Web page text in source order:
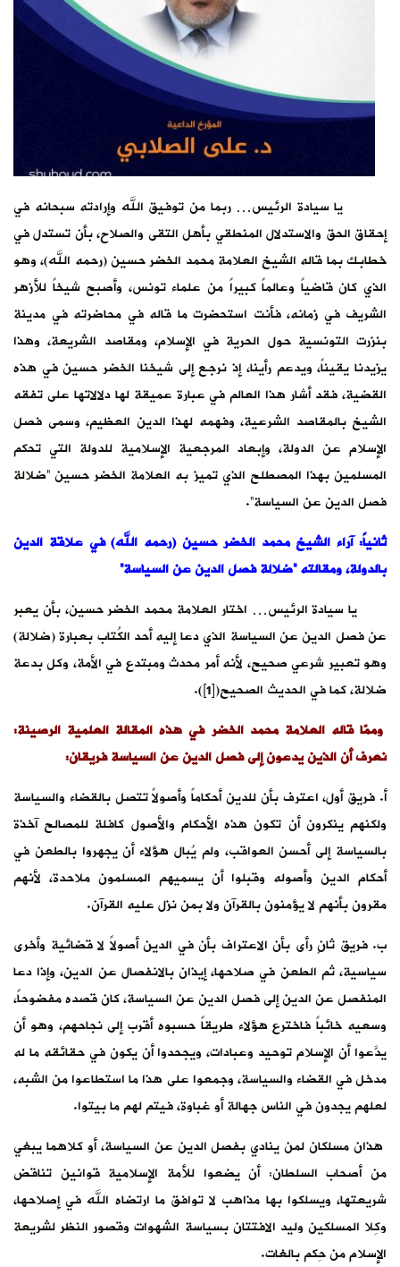
يا سيادة الرئيس… ربما من توفيق الله وإرادته سبحانه في
إحقاق الحق والاستدلال المنطقي بأهل التقى والصلاح، بأن تستدل في
خطابك بما قاله الشيخ العلامة محمد الخضر حسين (رحمه الله)، وهو
الذي كان قاضياً وعالماً كبيراً من علماء تونس، وأصبح شيخاً للأزهر
الشريف في زمانه، فأنت استحضرت ما قاله في محاضرته في مدينة
بنزرت التونسية حول الحرية في الإسلام، ومقاصد الشريعة، وهذا
يزيدنا يقيناً، ويدعم رأينا، إذ نرجع إلى شيخنا الخضر حسين في هذه
القضية، فقد أشار هذا العالم في عبارة عميقة لها دلالاتها على تفقه
الشيخ بالمقاصد الشرعية، وفهمه لهذا الدين العظيم، وسمى فصل
الإسلام عن الدولة، وإبعاد المرجعية الإسلامية للدولة التي تحكم
المسلمين بهذا المصطلح الذي تميز به العلامة الخضر حسين “ضلالة
فصل الدين عن السياسة”.
ثانياً: آراء الشيخ محمد الخضر حسين (رحمه الله) في علاقة الدين
بالدولة، ومقالته “ضلالة فصل الدين عن السياسة”
يا سيادة الرئيس… اختار العلامة محمد الخضر حسين، بأن يعبر
عن فصل الدين عن السياسة الذي دعا إليه أحد الكُتاب بعبارة (ضلالة)
وهو تعبير شرعي صحيح، لأنه أمر محدث ومبتدع في الأمة، وكل بدعة
ضلالة، كما في الحديث الصحيح([1]).
وممّا قاله العلامة محمد الخضر في هذه المقالة العلمية الرصينة:
نعرف أن الذين يدعون إلى فصل الدين عن السياسة فريقان:
أ‌. فريق أول، اعترف بأن للدين أحكاماً وأصولاً تتصل بالقضاء والسياسة
ولكنهم ينكرون أن تكون هذه الأحكام والأصول كافلة للمصالح آخذة
بالسياسة إلى أحسن العواقب، ولم يُبال هؤلاء أن يجهروا بالطعن في
أحكام الدين وأصوله وقبلوا أن يسميهم المسلمون ملاحدة، لأنهم
مقرون بأنهم لا يؤمنون بالقرآن ولا بمن نزل عليه القرآن.
ب. فريق ثانٍ رأى بأن الاعتراف بأن في الدين أصولاً لا قضائية وأخرى
سياسية، ثم الطعن في صلاحها، إيذان بالانفصال عن الدين، وإذا دعا
المنفصل عن الدين إلى فصل الدين عن السياسة، كان قصده مفضوحاً،
وسعيه خائباً فاخترع هؤلاء طريقاً حسبوه أقرب إلى نجاحهم، وهو أن
يدَّعوا أن الإسلام توحيد وعبادات، ويجحدوا أن يكون في حقائقه ما له
مدخل في القضاء والسياسة، وجمعوا على هذا ما استطاعوا من الشبه،
لعلهم يجدون في الناس جهالة أو غباوة، فيتم لهم ما بيتوا.
هذان مسلكان لمن ينادي بفصل الدين عن السياسة، أو كلاهما يبغي
من أصحاب السلطان: أن يضعوا للأمة الإسلامية قوانين تناقض
شريعتها، ويسلكوا بها مذاهب لا توافق ما ارتضاه الله في إصلاحها،
وكِلا المسلكين وليد الافتتان بسياسة الشهوات وقصور النظر لشريعة
الإسلام من حِكم بالغات.